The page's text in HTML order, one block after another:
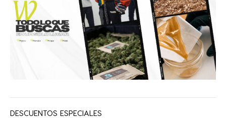
DESCUENTOS ESPECIALES